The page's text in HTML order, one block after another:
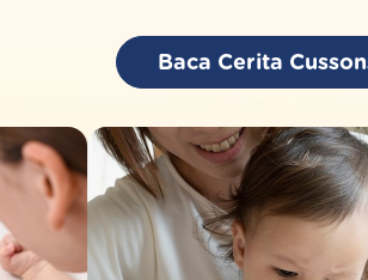
Baca Cerita